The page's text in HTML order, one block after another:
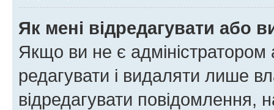
Як мені відредагувати або
Якщо ви не є
редагувати і видаляти лише
відредагувати повідомлення,